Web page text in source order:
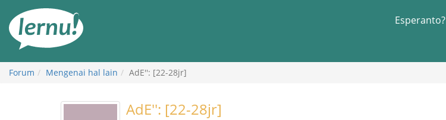
daftar
Esperanto?
Forum Mengenai hal lain AdE'': [22-28jr]
AdE'': [22-28jr]